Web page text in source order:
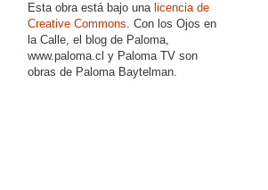
Esta obra está bajo una licencia de
Creative Commons. Con los Ojos en
la Calle, el blog de Paloma,
www.paloma.cl y Paloma TV son
obras de Paloma Baytelman.